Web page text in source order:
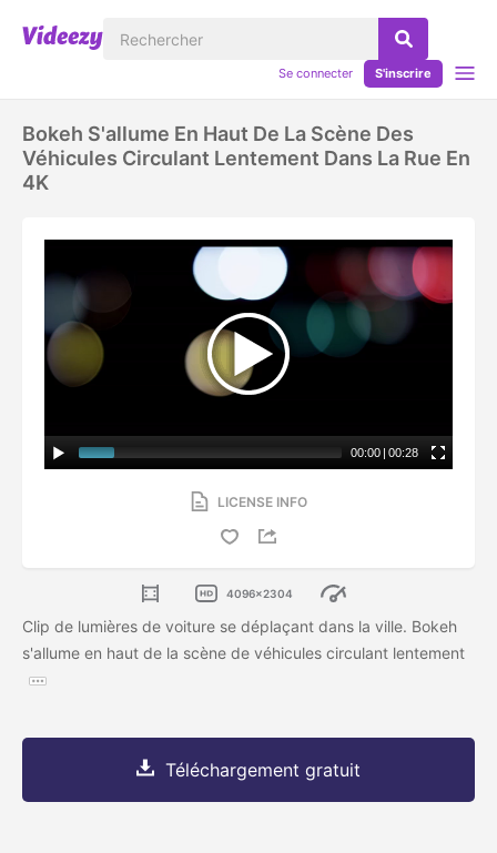
Se connecter S'inscrire
Bokeh S'allume En Haut De La Scène Des
Véhicules Circulant Lentement Dans La Rue En
4K
00:00 | 00:28
LICENSE INFO
4096x2304
Clip de lumières de voiture se déplaçant dans la ville. Bokeh
s'allume en haut de la scène de véhicules circulant lentement
Téléchargement gratuit